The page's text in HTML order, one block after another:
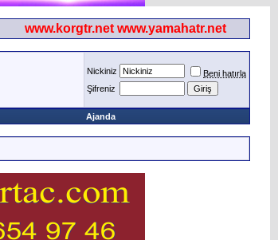
www.korgtr.net www.yamahatr.net
Nickiniz
Beni hatırla
Şifreniz
Ajanda